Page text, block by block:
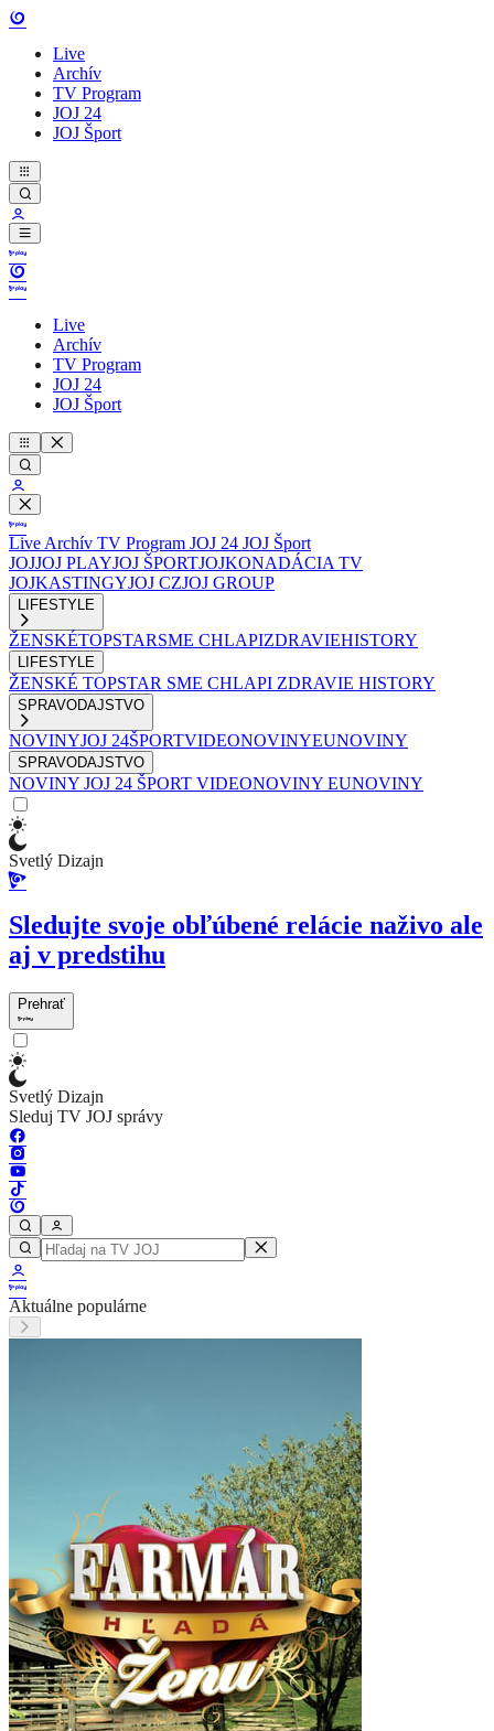
Live
Archív
TV Program
JOJ 24
JOJ Šport
Live
Archív
TV Program
JOJ 24
JOJ Šport
Live Archív TV Program JOJ 24 JOJ Šport
JOJJOJ PLAYJOJ ŠPORTJOJKONADÁCIA TV
JOJKASTINGYJOJ CZJOJ GROUP
LIFESTYLE
ŽENSKÉTOPSTARSME CHLAPIZDRAVIEHISTORY
LIFESTYLE
ŽENSKÉ TOPSTAR SME CHLAPI ZDRAVIE HISTORY
SPRAVODAJSTVO
NOVINYJOJ 24ŠPORTVIDEONOVINYEUNOVINY
SPRAVODAJSTVO
NOVINY JOJ 24 ŠPORT VIDEONOVINY EUNOVINY
Svetlý Dizajn
Sledujte svoje obľúbené relácie naživo ale
aj v predstihu
Prehrať
Svetlý Dizajn
Sleduj TV JOJ správy
Aktuálne populárne